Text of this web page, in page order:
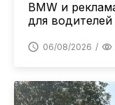
BMW и
для
06/08/2026